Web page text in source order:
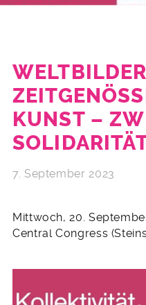
KUNST –
7. September 2023
Mittwoch, 20.
Central Congress